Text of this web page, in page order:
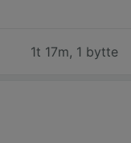
1t 17m, 1 bytte